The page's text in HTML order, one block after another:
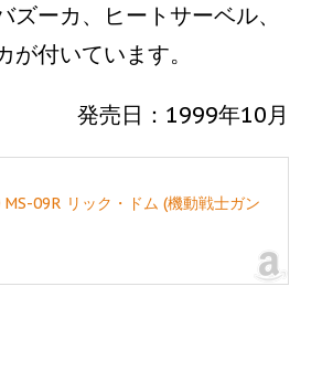
ズーカ、ヒートサーベル、
が付いています。
発売日：1999年10月
09R リック・ドム (機動戦士ガン